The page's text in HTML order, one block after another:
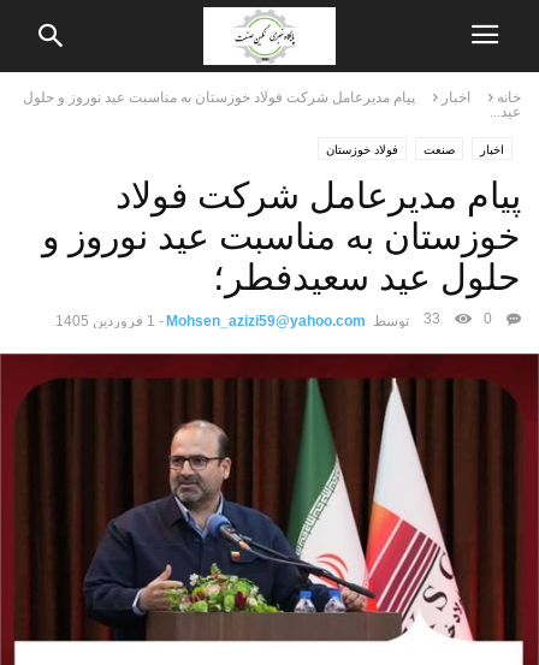
خانه اخبار
پیام مدیرعامل شرکت فولاد خوزستان به مناسبت عید نوروز و حلول
عید...
اخبار صنعت فولاد خوزستان
پیام مدیرعامل شرکت فولاد
خوزستان به مناسبت عید نوروز و
حلول عید سعیدفطر؛
توسط Mohsen_azizi59@yahoo.com
- 1 فروردین 1405 0
33